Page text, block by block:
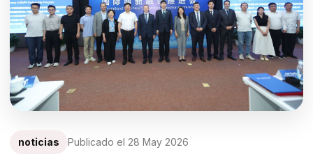
noticias Publicado el 28 May 2026